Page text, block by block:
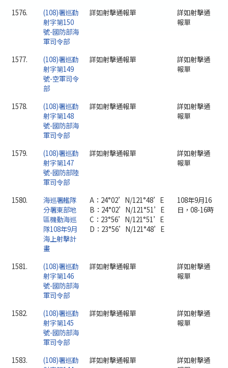
1576.
(108)署巡勤
射字第150
號-國防部海
軍司令部
詳如射擊通報單
詳如射擊通
報單
1577.
(108)署巡勤
射字第149
號-空軍司令
部
詳如射擊通報單
詳如射擊通
報單
1578.
(108)署巡勤
射字第148
號-國防部海
軍司令部
詳如射擊通報單
詳如射擊通
報單
1579.
(108)署巡勤
射字第147
號-國防部陸
軍司令部
詳如射擊通報單
詳如射擊通
報單
1580.
海巡署艦隊
分署東部地
區機動海巡
隊108年9月
海上射擊計
畫
A：24°02’N/121°48’E
B：24°02’N/121°51’E
C：23°56’N/121°51’E
D：23°56’N/121°48’E
108年9月16
日，08-16時
1581.
(108)署巡勤
射字第146
號-國防部海
軍司令部
詳如射擊通報單
詳如射擊通
報單
1582.
(108)署巡勤
射字第145
號-國防部海
軍司令部
詳如射擊通報單
詳如射擊通
報單
1583.
(108)署巡勤
詳如射擊通報單
詳如射擊通